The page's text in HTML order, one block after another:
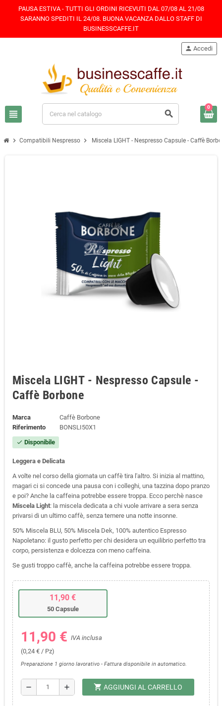
PAUSA ESTIVA - TUTTI GLI ORDINI RICEVUTI DAL 07/08 AL 21/08
SARANNO SPEDITI IL 24/08. BUONA VACANZA DALLO STAFF DI
BUSINESSCAFFE.IT
view_headline search
person Accedi
0
chevron_right Compatibili Nespresso chevron_right Miscela LIGHT - Nespresso Capsule - Caffè
Miscela LIGHT - Nespresso Capsule -
Caffè Borbone
Marca
Caffè Borbone
Riferimento
BONSLI50X1
check Disponibile
Leggera e Delicata
A volte nel corso della giornata un caffè tira l'altro. Si inizia al mattino,
magari ci si concede una pausa con i colleghi, una tazzina dopo pranzo
e poi? Anche la caffeina potrebbe essere troppa. Ecco perchè nasce
Miscela Light: la miscela dedicata a chi vuole arrivare a sera senza
privarsi di un ultimo caffè, senza temere una notte insonne.
50% Miscela BLU, 50% Miscela Dek, 100% autentico Espresso
Napoletano: il gusto perfetto per chi desidera un equilibrio perfetto tra
corpo, persistenza e dolcezza con meno caffeina.
Se gusti troppo caffè, anche la caffeina potrebbe essere troppa.
11,90 €
50 Capsule
11,90 € IVA inclusa
(0,24 € / Pz)
Preparazione 1 giorno lavorativo - Fattura disponibile in automatico.
remove add shopping_cart AGGIUNGI AL CARRELLO